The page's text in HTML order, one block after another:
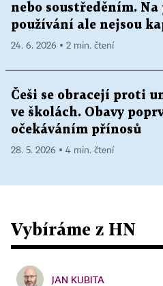
nebo soustředěním.
používání ale nejsou
24. 6. 2026 ▪ 2 min. čtení
Češi se obracejí proti
ve školách. Obavy
očekáváním přínosů
28. 5. 2026 ▪ 4 min. čtení
Vybíráme z HN
JAN KUBITA